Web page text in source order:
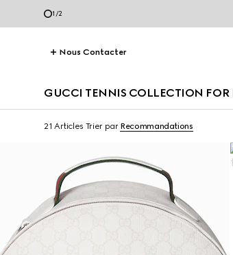
2 /2
Nous Contacter
GUCCI TENNIS COLLECTION FOR
21 Articles Trier par Recommandations